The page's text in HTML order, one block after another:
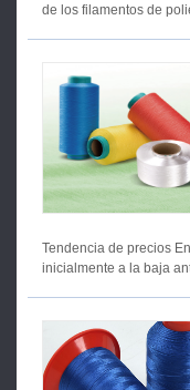
de los filamentos de
Tendencia de precios En octubre de 2025, la tendencia de los precios del filamento de poliéster fue
inicialmente a la baja